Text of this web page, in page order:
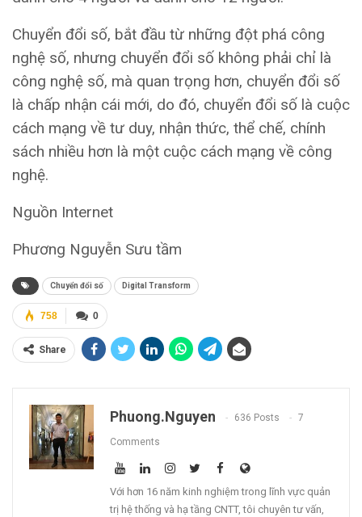
Chuyển đổi số, bắt đầu từ những đột phá công
nghệ số, nhưng chuyển đổi số không phải chỉ là
công nghệ số, mà quan trọng hơn, chuyển đổi số
là chấp nhận cái mới, do đó, chuyển đổi số là cuộc
cách mạng về tư duy, nhận thức, thể chế, chính
sách nhiều hơn là một cuộc cách mạng về công
nghệ.
Nguồn Internet
Phương Nguyễn Sưu tầm
Chuyển đổi số Digital Transform
0
758
Share
Phuong.nguyen 636 Posts 7
Comments
Với hơn 16 năm kinh nghiệm trong lĩnh vực quản
trị hệ thống và hạ tầng CNTT, tôi chuyên tư vấn,